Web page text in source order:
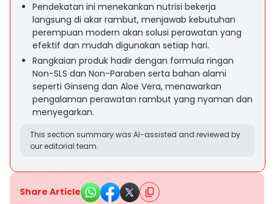
Pendekatan ini menekankan nutrisi bekerja
langsung di akar rambut, menjawab kebutuhan
perempuan modern akan solusi perawatan yang
efektif dan mudah digunakan setiap hari.
Rangkaian produk hadir dengan formula ringan
Non-SLS dan Non-Paraben serta bahan alami
seperti Ginseng dan Aloe Vera, menawarkan
pengalaman perawatan rambut yang nyaman dan
menyegarkan.
This section summary was AI-assisted and reviewed by
our editorial team.
Share Article